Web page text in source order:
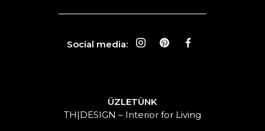
Social media:
ÜZLETÜNK
TH|DESIGN – Interior for Living